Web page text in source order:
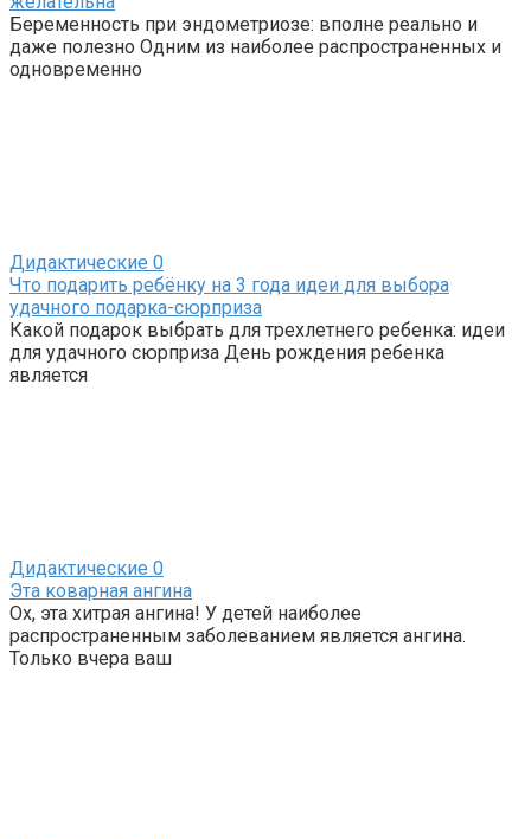
Беременность при эндометриозе: вполне реально и
даже полезно Одним из наиболее распространенных и
одновременно
Дидактические 0
Что подарить ребёнку на 3 года идеи для выбора
удачного подарка-сюрприза
Какой подарок выбрать для трехлетнего ребенка: идеи
для удачного сюрприза День рождения ребенка
является
Дидактические 0
Эта коварная ангина
Ох, эта хитрая ангина! У детей наиболее
распространенным заболеванием является ангина.
Только вчера ваш